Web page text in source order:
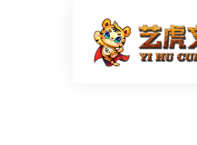
从前置